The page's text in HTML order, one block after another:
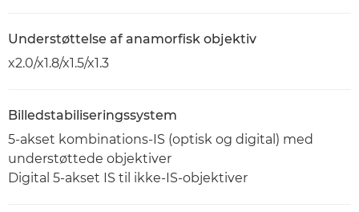
Understøttelse af anamorfisk objektiv
x2.0/x1.8/x1.5/x1.3
Billedstabiliseringssystem
5-akset kombinations-IS (optisk og digital) med
understøttede objektiver
Digital 5-akset IS til ikke-IS-objektiver